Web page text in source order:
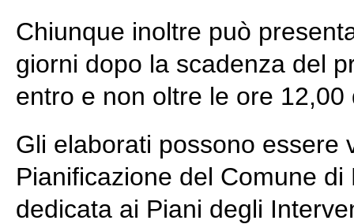
Chiunque inoltre può
giorni dopo la scadenza del
entro e non oltre le ore
Gli elaborati possono essere
Pianificazione del Comune
dedicata ai Piani degli